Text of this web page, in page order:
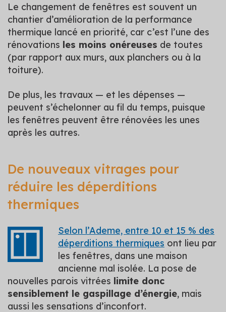
Le changement de fenêtres est souvent un
chantier d’amélioration de la performance
thermique lancé en priorité, car c’est l’une des
rénovations les moins onéreuses de toutes
(par rapport aux murs, aux planchers ou à la
toiture).
De plus, les travaux — et les dépenses —
peuvent s’échelonner au fil du temps, puisque
les fenêtres peuvent être rénovées les unes
après les autres.
De nouveaux vitrages pour
réduire les déperditions
thermiques
Selon l’Ademe, entre 10 et 15 % des
déperditions thermiques ont lieu par
les fenêtres, dans une maison
ancienne mal isolée. La pose de
nouvelles parois vitrées limite donc
sensiblement le gaspillage d’énergie, mais
aussi les sensations d’inconfort.